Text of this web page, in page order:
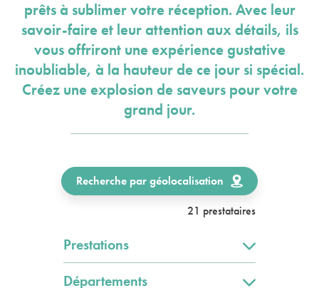
prêts à sublimer votre réception. Avec leur
savoir-faire et leur attention aux détails, ils
vous offriront une expérience gustative
inoubliable, à la hauteur de ce jour si spécial.
Créez une explosion de saveurs pour votre
grand jour.
Recherche par géolocalisation
21 prestataires
Prestations
Départements